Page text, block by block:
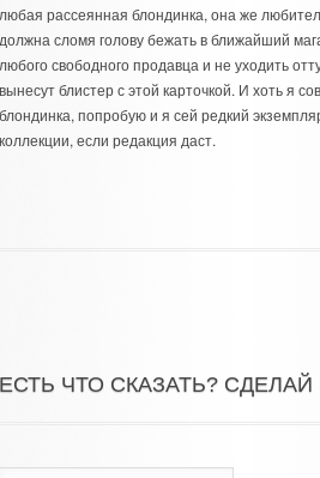
рассеянная блондинка, она же
сломя голову бежать в ближайший
свободного продавца и не уходить
блистер с этой карточкой. И хоть я
попробую и я сей редкий
если редакция даст.
ЧТО СКАЗАТЬ? СДЕЛАЙ